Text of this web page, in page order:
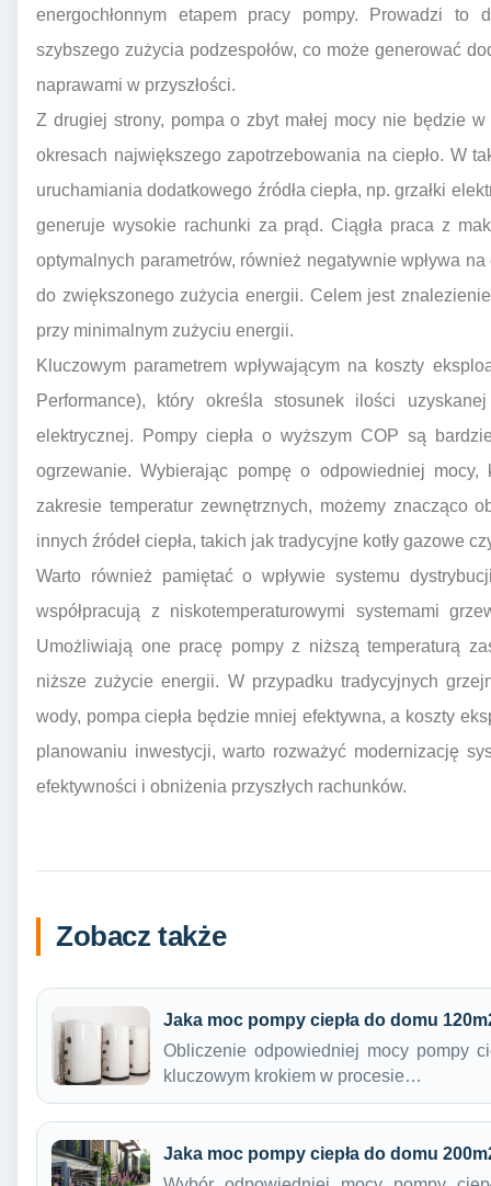
energochłonnym etapem pracy pompy. Prowadzi to
szybszego zużycia podzespołów, co może generować
naprawami w przyszłości.
Z drugiej strony, pompa o zbyt małej mocy nie będzie
okresach największego zapotrzebowania na ciepło. W
uruchamiania dodatkowego źródła ciepła, np. grzałki
generuje wysokie rachunki za prąd. Ciągła praca z
optymalnych parametrów, również negatywnie wpływa
do zwiększonego zużycia energii. Celem jest
przy minimalnym zużyciu energii.
Kluczowym parametrem wpływającym na koszty
Performance), który określa stosunek ilości
elektrycznej. Pompy ciepła o wyższym COP są
ogrzewanie. Wybierając pompę o odpowiedniej
zakresie temperatur zewnętrznych, możemy znacząco
innych źródeł ciepła, takich jak tradycyjne kotły gazowe
Warto również pamiętać o wpływie systemu
współpracują z niskotemperaturowymi systemami
Umożliwiają one pracę pompy z niższą temperaturą
niższe zużycie energii. W przypadku tradycyjnych
wody, pompa ciepła będzie mniej efektywna, a koszty
planowaniu inwestycji, warto rozważyć modernizację
efektywności i obniżenia przyszłych rachunków.
Zobacz także
Jaka moc pompy ciepła do domu
Obliczenie odpowiedniej mocy pompy
kluczowym krokiem w procesie…
Jaka moc pompy ciepła do domu